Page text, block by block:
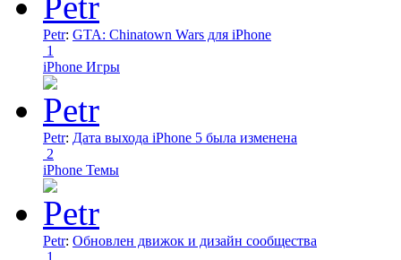
Petr: GTA: Chinatown Wars для iPhone
1
iPhone Игры
Petr: Дата выхода iPhone 5 была изменена
2
iPhone Темы
Petr: Обновлен движок и дизайн сообщества
1